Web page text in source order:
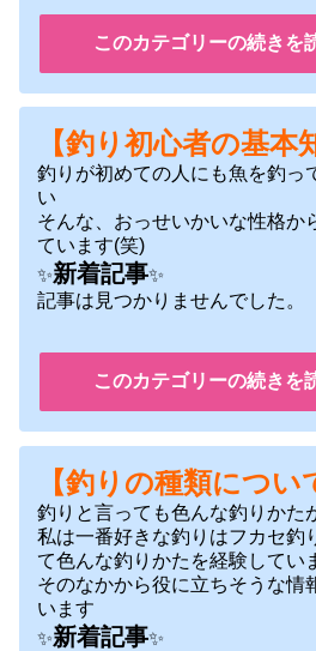
このカテゴリーの続きを
【釣り初心者の基本
釣りが初めての人にも魚を釣っ
い
そんな、おっせいかいな性格か
ています(笑)
✨新着記事✨
記事は見つかりませんでした。
このカテゴリーの続きを
【釣りの種類につい
釣りと言っても色んな釣りかた
私は一番好きな釣りはフカセ釣
て色んな釣りかたを経験してい
そのなかから役に立ちそうな情
います
✨新着記事✨